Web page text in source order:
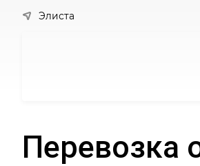
Элиста
Перевозка